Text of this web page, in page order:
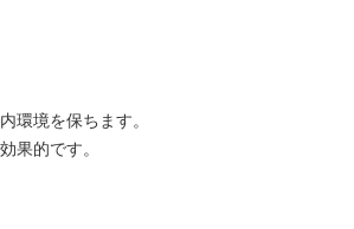
環境を保ちます。
果的です。